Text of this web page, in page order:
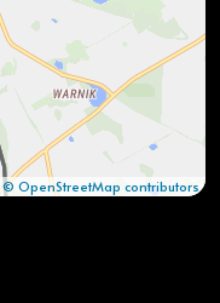
© OpenStreetMap contributors